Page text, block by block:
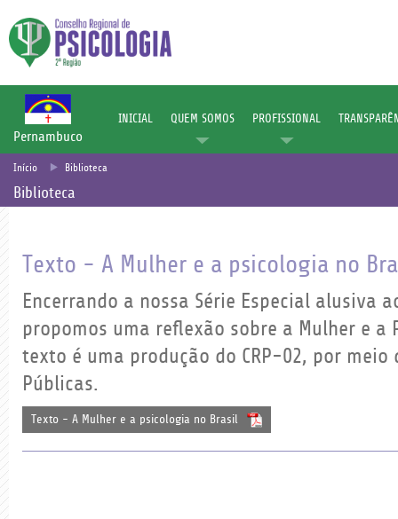
Pernambuco
INICIAL QUEM SOMOS PROFISSIONAL
Início Biblioteca
Biblioteca
Texto - A Mulher e a psicologia no
Encerrando a nossa Série Especial alusiva
propomos uma reflexão sobre a Mulher e a
texto é uma produção do CRP-02, por meio
Públicas.
Texto - A Mulher e a psicologia no Brasil